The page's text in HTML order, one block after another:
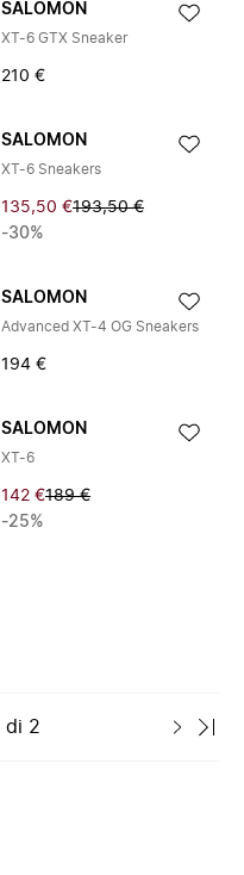
SALOMON
XT-6 GTX Sneaker
210 €
SALOMON
XT-6 Sneakers
135,50 €193,50 €
-30%
SALOMON
Advanced XT-4 OG Sneakers
194 €
SALOMON
XT-6
142 €189 €
-25%
di 2